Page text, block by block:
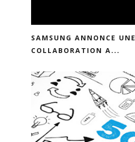
SAMSUNG ANNONCE UNE
COLLABORATION A...